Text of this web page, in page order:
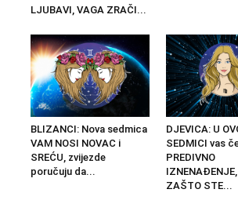
LJUBAVI, VAGA ZRAČI...
BLIZANCI: Nova sedmica
VAM NOSI NOVAC i
SREĆU, zvijezde
poručuju da...
DJEVICA: U
SEDMICI vas
PREDIVNO
ZAŠTO STE...